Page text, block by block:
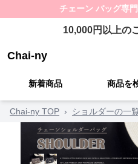
チェーン バッグ専
10,000円以上の
Chai-ny
新着商品 商品を
Chai-ny TOP › ショルダーの一